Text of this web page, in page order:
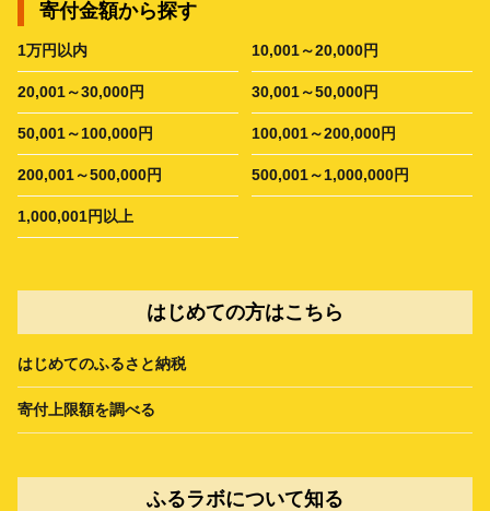
寄付金額から探す
1万円以内 10,001～20,000円
20,001～30,000円 30,001～50,000円
50,001～100,000円 100,001～200,000円
200,001～500,000円 500,001～1,000,000円
1,000,001円以上
はじめての方はこちら
はじめてのふるさと納税
寄付上限額を調べる
ふるラボについて知る